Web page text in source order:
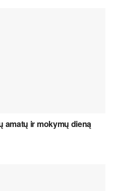
amatų ir mokymų dieną